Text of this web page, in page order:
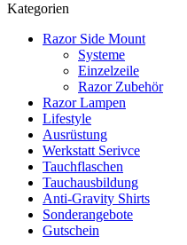
Kategorien
Razor Side Mount
Systeme
Einzelzeile
Razor Zubehör
Razor Lampen
Lifestyle
Ausrüstung
Werkstatt Serivce
Tauchflaschen
Tauchausbildung
Anti-Gravity Shirts
Sonderangebote
Gutschein